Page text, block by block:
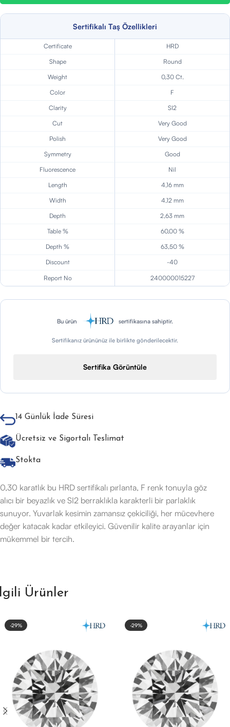
Sertifikalı Taş Özellikleri
Certificate
HRD
Shape
Round
Weight
0,30 Ct.
Color
F
Clarity
SI2
Cut
Very Good
Polish
Very Good
Symmetry
Good
Fluorescence
Nil
Length
4,16 mm
Width
4,12 mm
Depth
2,63 mm
Table %
60,00 %
Depth %
63,50 %
Discount
-40
Report No 240000015227
Bu ürün sertifikasına sahiptir.
Sertifikanız ürününüz ile birlikte gönderilecektir.
Sertifika Görüntüle
14 Günlük İade Süresi
Ücretsiz ve Sigortalı Teslimat
Stokta
0,30 karatlık bu HRD sertifikalı pırlanta, F renk tonuyla göz
alıcı bir beyazlık ve SI2 berraklıkla karakterli bir parlaklık
sunuyor. Yuvarlak kesimin zamansız çekiciliği, her mücevhere
değer katacak kadar etkileyici. Güvenilir kalite arayanlar için
mükemmel bir tercih.
Ürünler
-29% -29%